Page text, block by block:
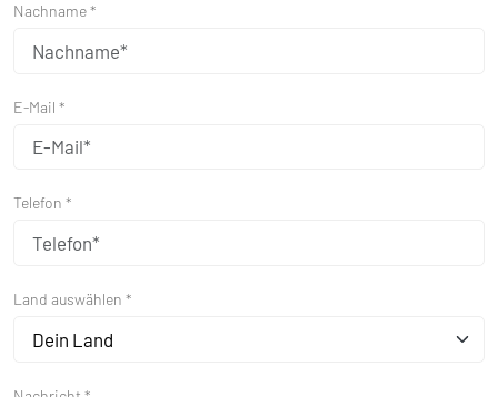
Nachname *
E-Mail *
Telefon *
Land auswählen *
Dein Land